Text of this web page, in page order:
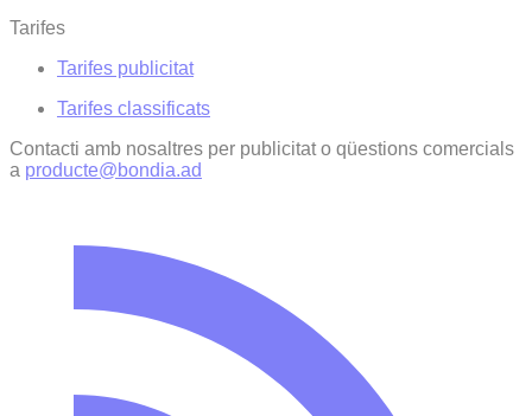
Tarifes
Tarifes publicitat
Tarifes classificats
Contacti amb nosaltres per publicitat o qüestions comercials
a producte@bondia.ad